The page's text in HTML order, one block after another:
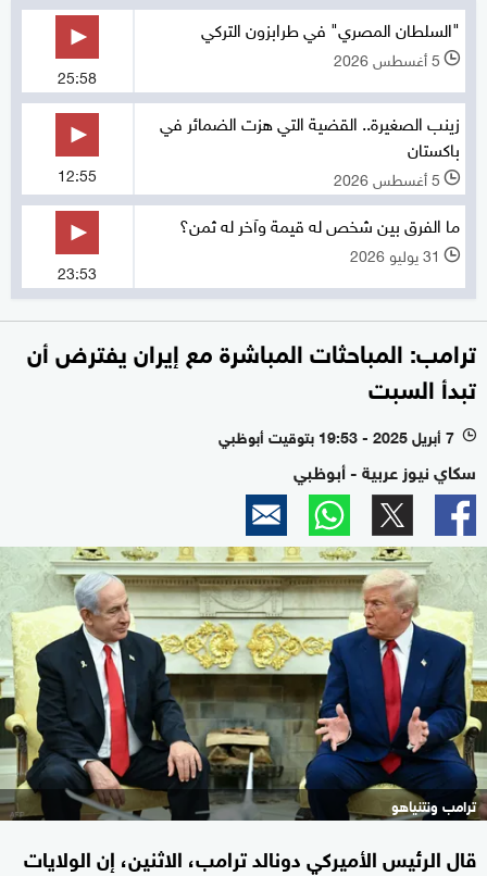
"السلطان المصري" في طرابزون التركي
l 5 أغسطس 2026
25:58
زينب الصغيرة.. القضية التي هزت الضمائر في
باكستان
l 5 أغسطس 2026 12:55
ما الفرق بين شخص له قيمة وآخر له ثمن؟
l 31 يوليو 2026
23:53
ترامب: المباحثات المباشرة مع إيران يفترض أن
تبدأ السبت
l 7 أبريل 2025 - 19:53 بتوقيت أبوظبي
سكاي نيوز عربية - أبوظبي
ترامب ونتنياهو
قال الرئيس الأميركي دونالد ترامب، الاثنين، إن الولايات